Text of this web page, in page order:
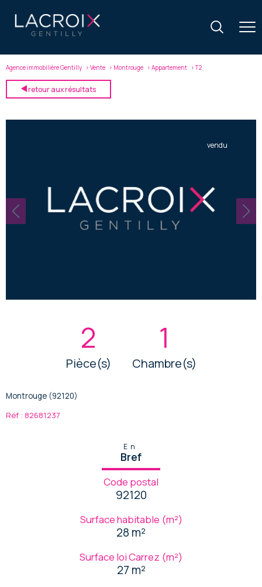
Agence immobilière Gentilly Vente Montrouge Appartement T2
retour aux résultats
vendu
2
Pièce(s)
1
Chambre(s)
Montrouge (92120)
Réf : 82681237
En
Bref
Code postal
92120
Surface habitable (m²)
28 m²
Surface loi Carrez (m²)
27 m²